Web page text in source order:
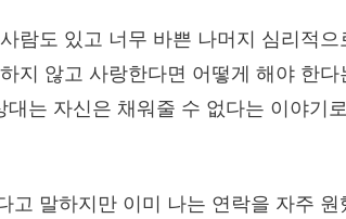
람도 있고 너무 바쁜 나머지 심리적으
지 않고 사랑한다면 어떻게 해야 한다
는 자신은 채워줄 수 없다는 이야기
고 말하지만 이미 나는 연락을 자주